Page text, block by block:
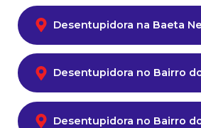
Desentupidora na Baeta
Desentupidora no Bairro
Desentupidora no Bairro